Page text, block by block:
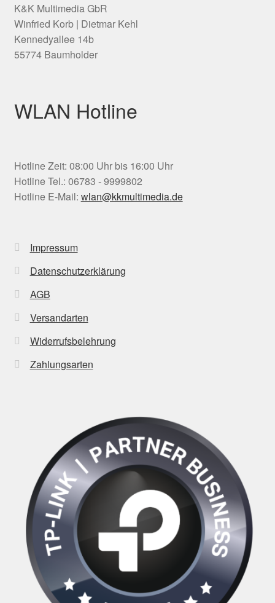
K&K Multimedia GbR
Winfried Korb | Dietmar Kehl
Kennedyallee 14b
55774 Baumholder
WLAN Hotline
Hotline Zeit: 08:00 Uhr bis 16:00 Uhr
Hotline Tel.: 06783 - 9999802
Hotline E-Mail: wlan@kkmultimedia.de
Impressum
Datenschutzerklärung
AGB
Versandarten
Widerrufsbelehrung
Zahlungsarten